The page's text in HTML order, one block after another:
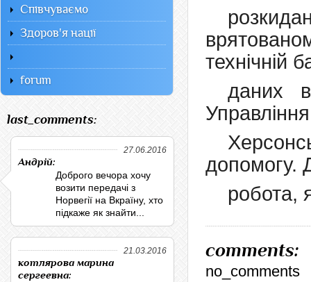
технічній
даних
допомогу.
робота,
comments:
no_comments
Співчуваємо
Здоров'я нації
forum
last_comments:
27.06.2016
Андрій:
Доброго вечора хочу
возити передачі з
Норвегії на Вкраїну, хто
підкаже як знайти...
21.03.2016
котлярова марина
сергеевна: